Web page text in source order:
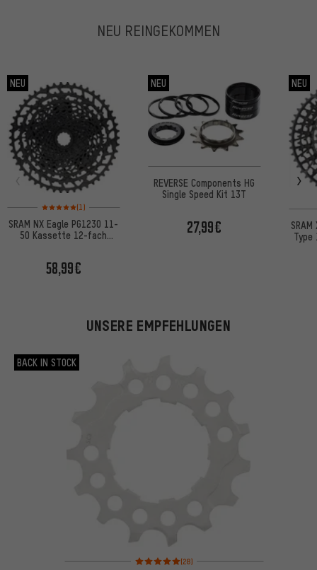
NEU REINGEKOMMEN
NEU
Bewertungen: 5 von 5 basierend auf 1 Bewertungen
(1)
SRAM NX Eagle PG1230 11-
50 Kassette 12-fach
58,99€
NEU
REVERSE Components HG
Single Speed Kit 13T
27,99€
NEU
UNSERE EMPFEHLUNGEN
BACK IN STOCK
Bewertungen: 5 von 5 basierend auf 28
(28)